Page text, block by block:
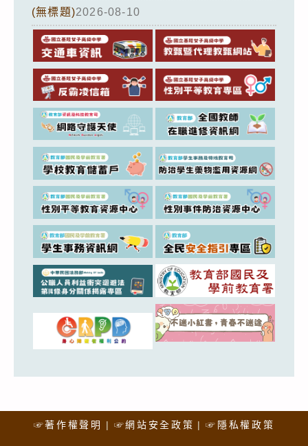
(無標題)2026-08-10
☞著作權聲明 ☞網站安全政策 ☞隱私權政策